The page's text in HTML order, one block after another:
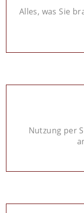
Alles, was Sie
Nutzung per